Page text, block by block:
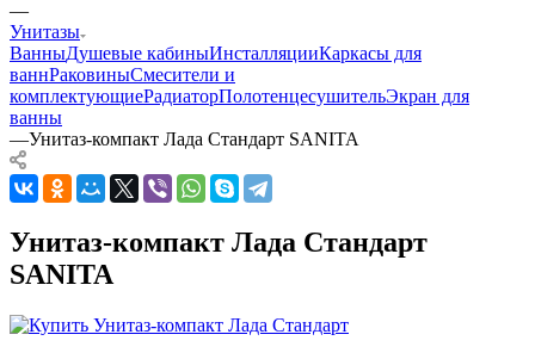
—
Унитазы
ВанныДушевые кабиныИнсталляцииКаркасы для
ваннРаковиныСмесители и
комплектующиеРадиаторПолотенцесушительЭкран для
ванны
—Унитаз-компакт Лада Стандарт SANITA
Унитаз-компакт Лада Стандарт
SANITA